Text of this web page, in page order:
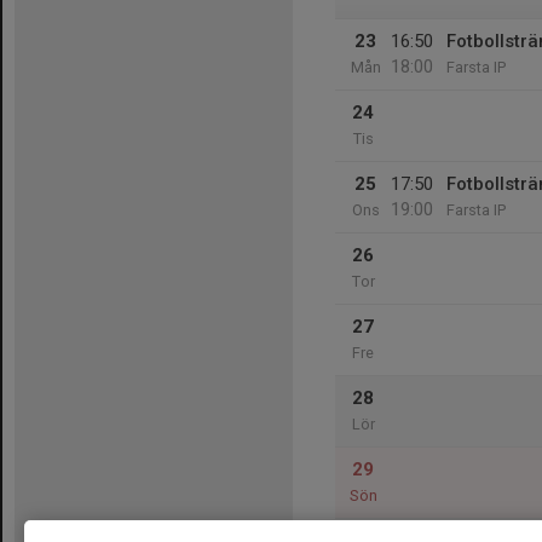
23
Mån
16:50
18:00
Farsta IP
24
Tis
25
Ons
17:50
19:00
Farsta IP
26
Tor
27
Fre
28
Lör
29
Sön